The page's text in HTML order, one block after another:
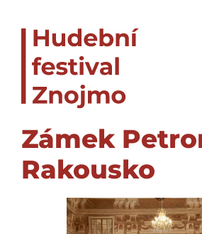
Zámek
Rakousko